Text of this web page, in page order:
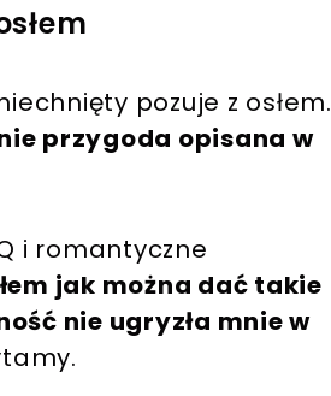
pozuje z osłem.
przygoda opisana w
i romantyczne
jak można dać takie
nie ugryzła mnie w